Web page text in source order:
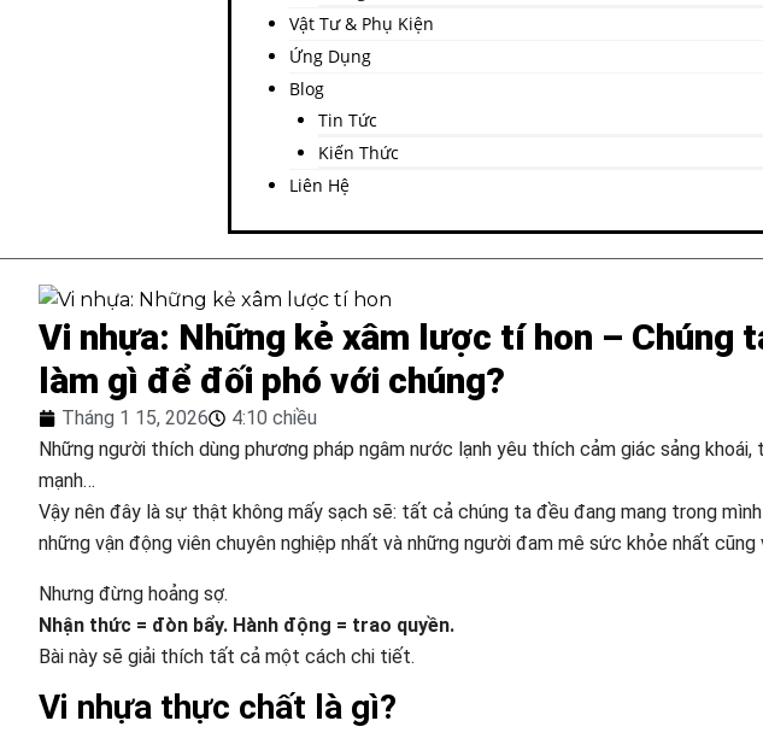
Vật Tư & Phụ Kiện
Ứng Dụng
Blog
Tin Tức
Kiến Thức
Liên Hệ
Vi nhựa: Những kẻ xâm lược tí hon – Chúng
làm gì để đối phó với chúng?
Tháng 1 15, 2026
4:10 chiều
Những người thích dùng phương pháp ngâm nước lạnh yêu thích cảm giác sảng khoái,
mạnh…
Vậy nên đây là sự thật không mấy sạch sẽ: tất cả chúng ta đều đang mang trong
những vận động viên chuyên nghiệp nhất và những người đam mê sức khỏe nhất cũng
Nhưng đừng hoảng sợ.
Nhận thức = đòn bẩy. Hành động = trao quyền.
Bài này sẽ giải thích tất cả một cách chi tiết.
Vi nhựa thực chất là gì?